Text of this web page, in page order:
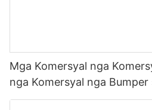
Mga Komersyal nga
nga Komersyal nga Bumper